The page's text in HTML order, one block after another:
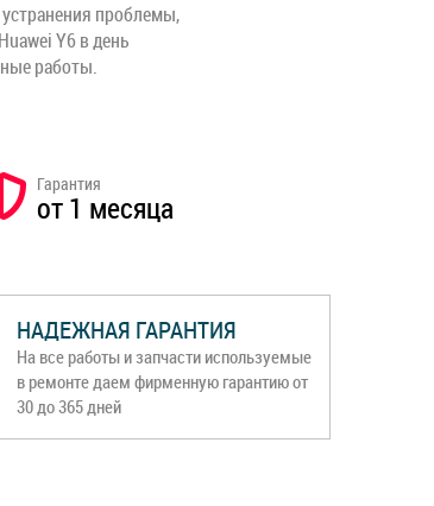
проблемы,
Y6 в день
работы.
Гарантия
от 1 месяца
НАДЕЖНАЯ ГАРАНТИЯ
На все работы и запчасти используемые
в ремонте даем фирменную гарантию от
30 до 365 дней